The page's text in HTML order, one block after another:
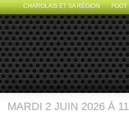
CHAROLAIS ET SA RÉGION FOOT
MARDI 2 JUIN 2026 À